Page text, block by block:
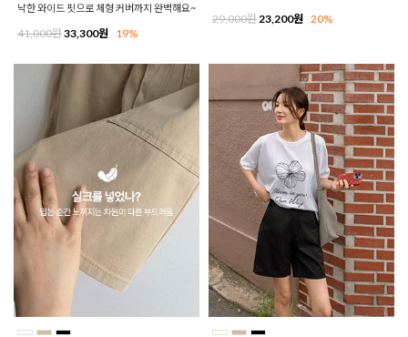
낙한 와이드 핏으로 체형 커버까지 완벽해요~
41,000원33,300원 19%
29,000원 23,200원 20%